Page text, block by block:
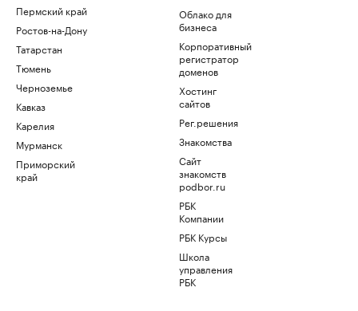
Пермский край
Ростов-на-Дону
Татарстан
Тюмень
Черноземье
Кавказ
Карелия
Мурманск
Приморский
край
Облако для
бизнеса
Корпоративный
регистратор
доменов
Хостинг
сайтов
Рег.решения
Знакомства
Сайт
знакомств
podbor.ru
РБК
Компании
РБК Курсы
Школа
управления
РБК